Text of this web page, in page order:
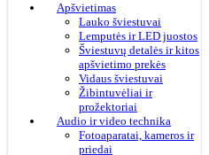
Apšvietimas
Lauko šviestuvai
Lemputės ir LED juostos
Šviestuvų detalės ir kitos
apšvietimo prekės
Vidaus šviestuvai
Žibintuvėliai ir
prožektoriai
Audio ir video technika
Fotoaparatai, kameros ir
priedai